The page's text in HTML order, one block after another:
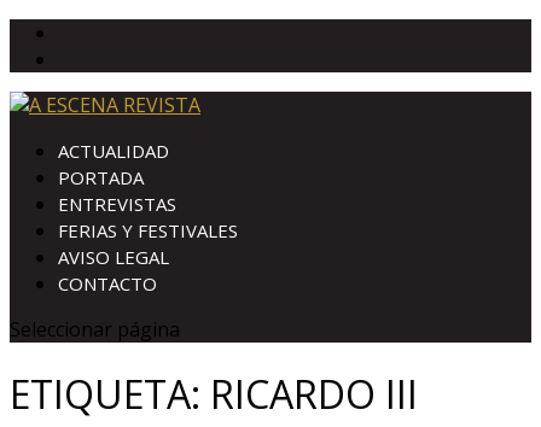
ACTUALIDAD
PORTADA
ENTREVISTAS
FERIAS Y FESTIVALES
AVISO LEGAL
CONTACTO
Seleccionar página
ETIQUETA: RICARDO III